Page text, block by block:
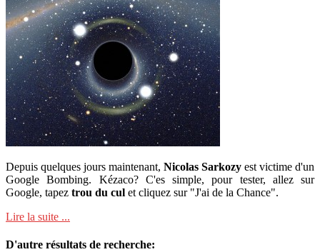
Depuis quelques jours maintenant, Nicolas Sarkozy est victime d'un
Google Bombing. Kézaco? C'es simple, pour tester, allez sur
Google, tapez trou du cul et cliquez sur "J'ai de la Chance".
Lire la suite ...
D'autre résultats de recherche: